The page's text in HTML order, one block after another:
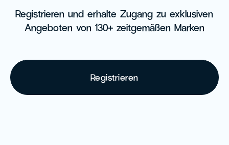
Registrieren und erhalte Zugang zu exklusiven
Angeboten von 130+ zeitgemäßen Marken
Registrieren